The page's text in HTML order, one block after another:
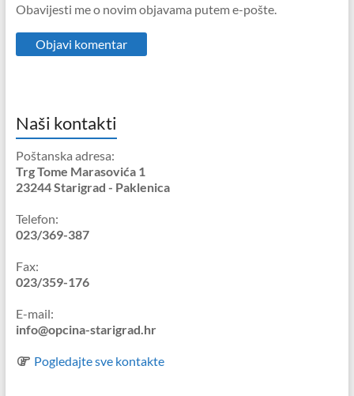
Obavijesti me o novim objavama putem e-pošte.
Naši kontakti
Poštanska adresa:
Trg Tome Marasovića 1
23244 Starigrad - Paklenica
Telefon:
023/369-387
Fax:
023/359-176
E-mail:
info@opcina-starigrad.hr
Pogledajte sve kontakte